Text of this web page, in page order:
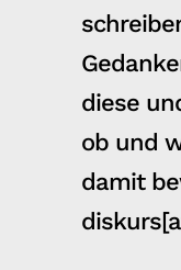
diese
ob und
damit